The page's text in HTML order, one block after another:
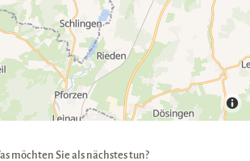
möchten Sie als nächstes tun?